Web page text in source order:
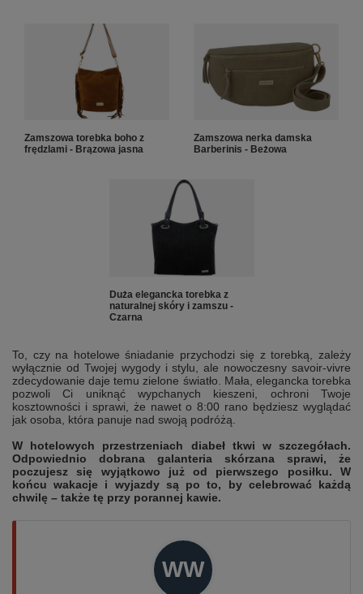
Zamszowa torebka boho z
frędzlami - Brązowa jasna
Zamszowa nerka damska
Barberinis - Beżowa
Duża elegancka torebka z
naturalnej skóry i zamszu -
Czarna
To, czy na hotelowe śniadanie przychodzi się z torebką, zależy
wyłącznie od Twojej wygody i stylu, ale nowoczesny savoir-vivre
zdecydowanie daje temu zielone światło. Mała, elegancka torebka
pozwoli Ci uniknąć wypchanych kieszeni, ochroni Twoje
kosztowności i sprawi, że nawet o 8:00 rano będziesz wyglądać
jak osoba, która panuje nad swoją podróżą.
W hotelowych przestrzeniach diabeł tkwi w szczegółach.
Odpowiednio dobrana galanteria skórzana sprawi, że
poczujesz się wyjątkowo już od pierwszego posiłku. W
końcu wakacje i wyjazdy są po to, by celebrować każdą
chwilę – także tę przy porannej kawie.
WW